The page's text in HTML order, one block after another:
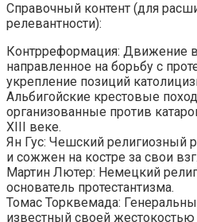
Справочный контент (для
релевантности):
Контрреформация: Движение
направленное на борьбу с
укрепление позиций
Альбигойские крестовые
организованные против
XIII веке.
Ян Гус: Чешский религиозный
и сожжен на костре за свои
Мартин Лютер: Немецкий
основатель протестантизма.
Томас Торквемада:
известный своей